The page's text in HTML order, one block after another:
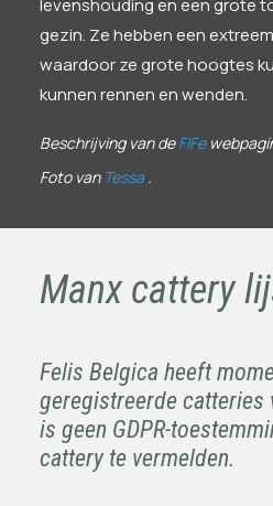
levenshouding en een grote
gezin. Ze hebben een
waardoor ze grote hoogtes
kunnen rennen en wenden.
Beschrijving van de FIFe
Foto van Tessa
Manx cattery
Felis Belgica heeft
geregistreerde catteries
is geen GDPR-
cattery te vermelden.